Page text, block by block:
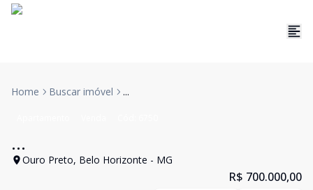
Home Buscar imóvel ...
...
Ouro Preto, Belo Horizonte - MG
R$ 700.000,00